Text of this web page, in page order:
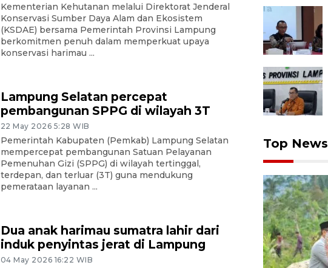
Kementerian Kehutanan melalui Direktorat Jenderal
Konservasi Sumber Daya Alam dan Ekosistem
(KSDAE) bersama Pemerintah Provinsi Lampung
berkomitmen penuh dalam memperkuat upaya
konservasi harimau ...
Lampung Selatan percepat
pembangunan SPPG di wilayah 3T
22 May 2026 5:28 WIB
Pemerintah Kabupaten (Pemkab) Lampung Selatan
mempercepat pembangunan Satuan Pelayanan
Pemenuhan Gizi (SPPG) di wilayah tertinggal,
terdepan, dan terluar (3T) guna mendukung
pemerataan layanan ...
Dua anak harimau sumatra lahir dari
induk penyintas jerat di Lampung
04 May 2026 16:22 WIB
Top News